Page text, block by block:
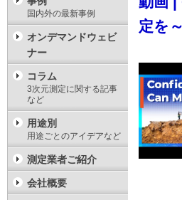
定を～
国内外の最新事例
オンデマンドウェビ
ナー
コラム
3次元測定に関する記事
など
用途別
用途ごとのアイデアなど
測定業者ご紹介
会社概要